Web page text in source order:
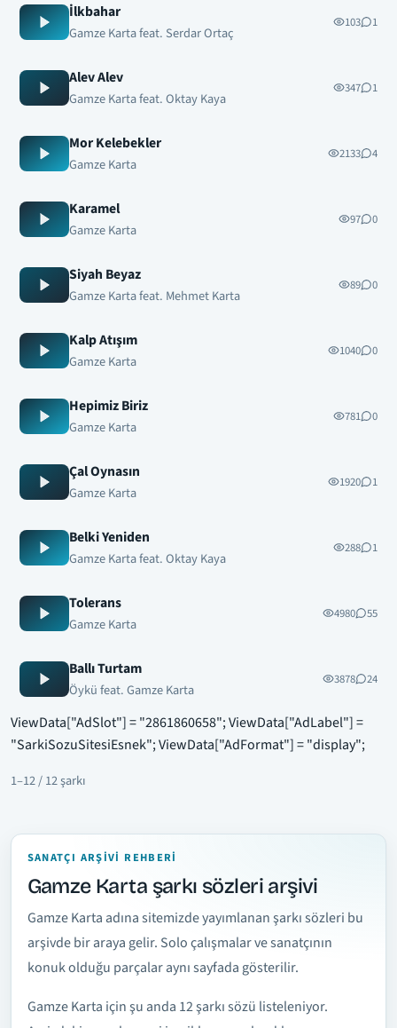
İlkbahar
Gamze Karta feat. Serdar Ortaç
103 1
Alev Alev
Gamze Karta feat. Oktay Kaya
347 1
Mor Kelebekler
Gamze Karta
2133 4
Karamel
Gamze Karta
97 0
Siyah Beyaz
Gamze Karta feat. Mehmet Karta
89 0
Kalp Atışım
Gamze Karta
1040 0
Hepimiz Biriz
Gamze Karta
781 0
Çal Oynasın
Gamze Karta
1920 1
Belki Yeniden
Gamze Karta feat. Oktay Kaya
288 1
Tolerans
Gamze Karta
4980 55
Ballı Turtam
Öykü feat. Gamze Karta
3878 24
ViewData["AdSlot"] = "2861860658"; ViewData["AdLabel"] =
"SarkiSozuSitesiEsnek"; ViewData["AdFormat"] = "display";
1–12 / 12 şarkı
SANATÇI ARŞIVI REHBERI
Gamze Karta şarkı sözleri arşivi
Gamze Karta adına sitemizde yayımlanan şarkı sözleri bu
arşivde bir araya gelir. Solo çalışmalar ve sanatçının
konuk olduğu parçalar aynı sayfada gösterilir.
Gamze Karta için şu anda 12 şarkı sözü listeleniyor.